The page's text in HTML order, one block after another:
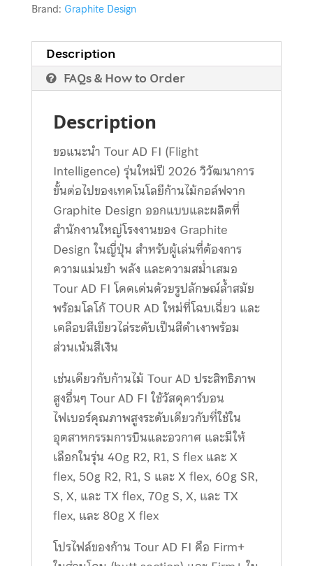
Brand: Graphite Design
Description
FAQs & How to Order
Description
ขอแนะนำ Tour AD FI (Flight
Intelligence) รุ่นใหม่ปี 2026 วิวัฒนาการ
ขั้นต่อไปของเทคโนโลยีก้านไม้กอล์ฟจาก
Graphite Design ออกแบบและผลิตที่
สำนักงานใหญ่โรงงานของ Graphite
Design ในญี่ปุ่น สำหรับผู้เล่นที่ต้องการ
ความแม่นยำ พลัง และความสม่ำเสมอ
Tour AD FI โดดเด่นด้วยรูปลักษณ์ล้ำสมัย
พร้อมโลโก้ TOUR AD ใหม่ที่โฉบเฉี่ยว และ
เคลือบสีเขียวไล่ระดับเป็นสีดำเงาพร้อม
ส่วนเน้นสีเงิน
เช่นเดียวกับก้านไม้ Tour AD ประสิทธิภาพ
สูงอื่นๆ Tour AD FI ใช้วัสดุคาร์บอน
ไฟเบอร์คุณภาพสูงระดับเดียวกับที่ใช้ใน
อุตสาหกรรมการบินและอวกาศ และมีให้
เลือกในรุ่น 40g R2, R1, S flex และ X
flex, 50g R2, R1, S และ X flex, 60g SR,
S, X, และ TX flex, 70g S, X, และ TX
flex, และ 80g X flex
โปรไฟล์ของก้าน Tour AD FI คือ Firm+